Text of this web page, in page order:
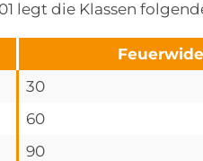
legt die Klassen
30
60
90